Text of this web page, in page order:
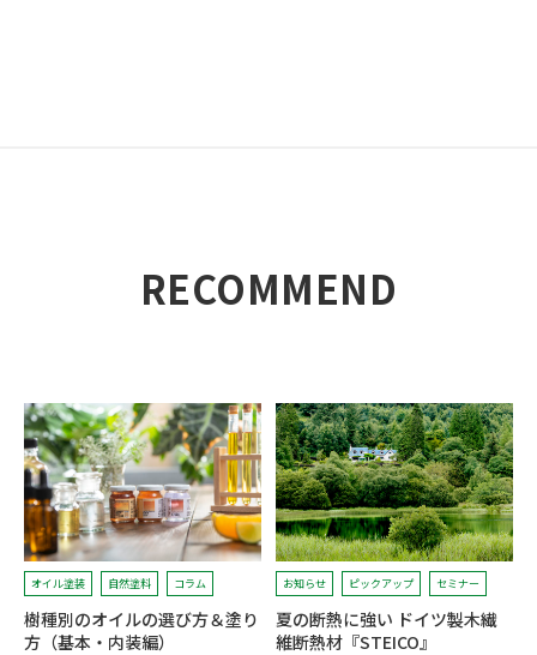
RECOMMEND
オイル塗装 自然塗料 コラム
樹種別のオイルの選び方＆塗り
方（基本・内装編）
お知らせ ピックアップ セミナー
夏の断熱に強い ドイツ製木繊
維断熱材『STEICO』